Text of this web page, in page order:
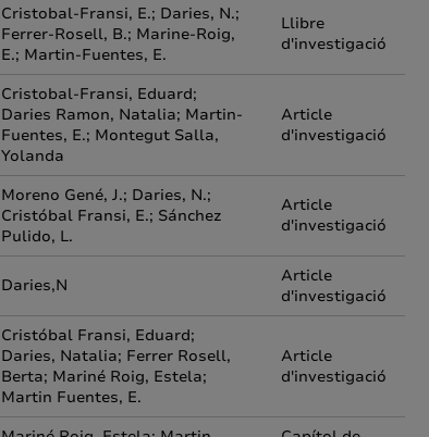
Cristobal-Fransi, E.; Daries, N.;
Ferrer-Rosell, B.; Marine-Roig,
E.; Martin-Fuentes, E.
Llibre
d'investigació
Cristobal-Fransi, Eduard;
Daries Ramon, Natalia; Martin-
Fuentes, E.; Montegut Salla,
Yolanda
Article
d'investigació
Moreno Gené, J.; Daries, N.;
Cristóbal Fransi, E.; Sánchez
Pulido, L.
Article
d'investigació
Daries,N
Article
d'investigació
Cristóbal Fransi, Eduard;
Daries, Natalia; Ferrer Rosell,
Berta; Mariné Roig, Estela;
Martin Fuentes, E.
Article
d'investigació